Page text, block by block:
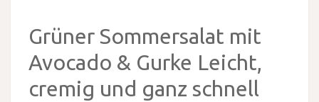
Grüner Sommersalat mit
Avocado & Gurke Leicht,
cremig und ganz schnell